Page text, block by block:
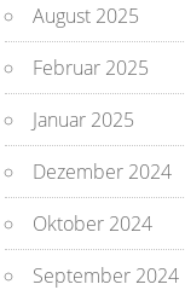
August 2025
Februar 2025
Januar 2025
Dezember 2024
Oktober 2024
September 2024